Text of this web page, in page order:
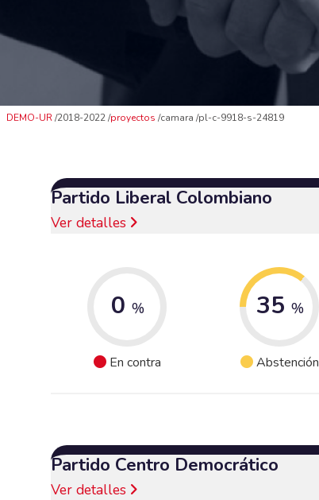
DEMO-UR 2018-2022 proyectos camara pl-c-9918-s-24819
Partido Liberal Colombiano
Ver detalles
0 %
En contra
35 %
Abstención
Partido Centro Democrático
Ver detalles